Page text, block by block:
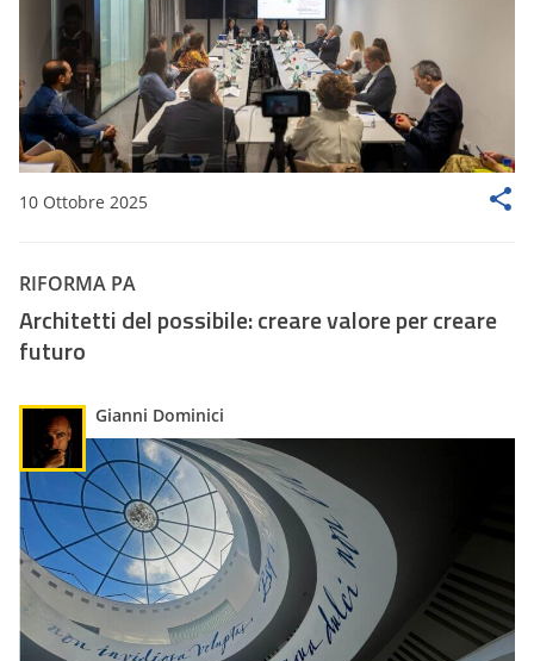
10 Ottobre 2025
RIFORMA PA
Architetti del possibile: creare valore per creare
futuro
Gianni Dominici